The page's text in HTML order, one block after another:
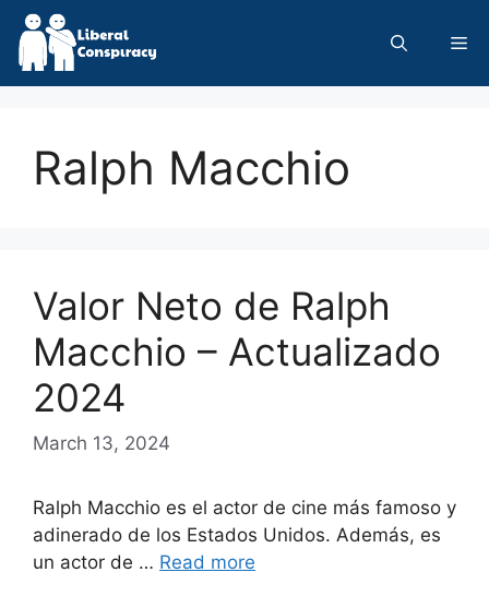
Skip
content
Ralph Macchio
Valor Neto de Ralph
Macchio – Actualizado
2024
March 13, 2024
Ralph Macchio es el actor de cine más famoso y
adinerado de los Estados Unidos. Además, es
un actor de … Read more